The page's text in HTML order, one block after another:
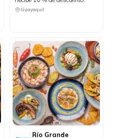
Guayaquil
Río Grande